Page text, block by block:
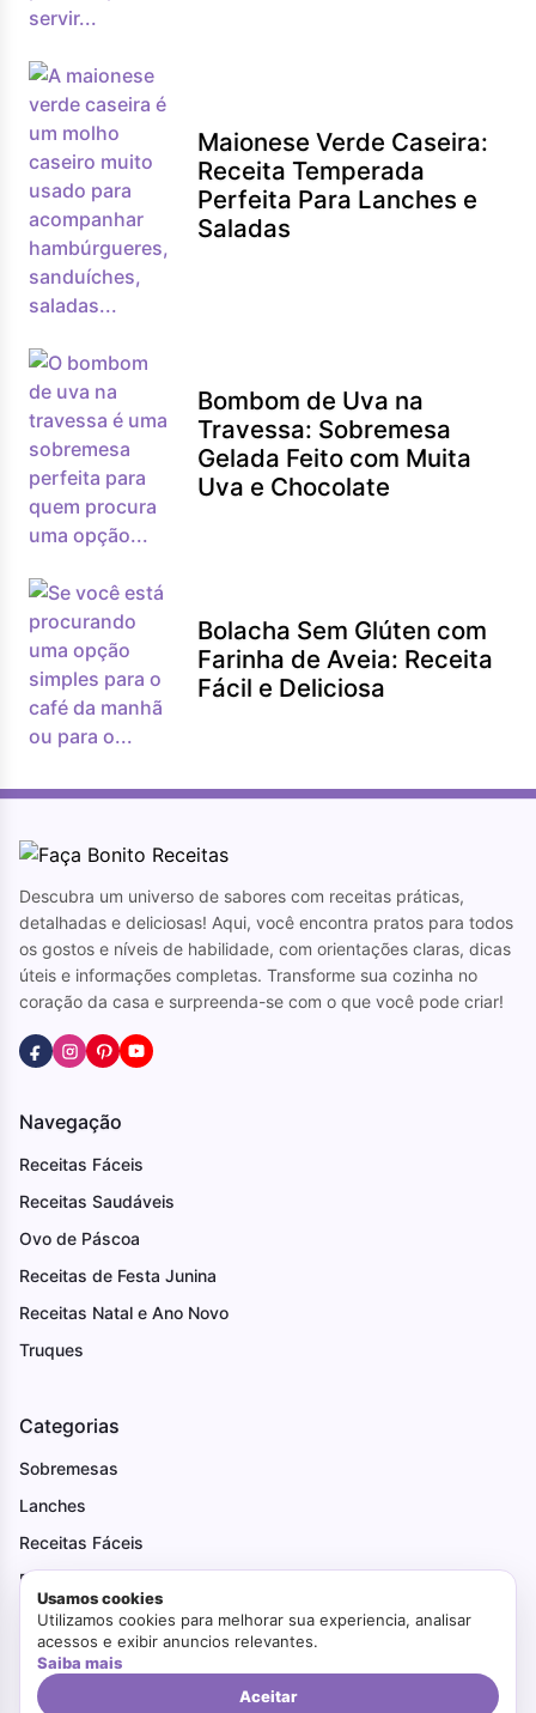
Maionese Verde Caseira:
Receita Temperada
Perfeita Para Lanches e
Saladas
Bombom de Uva na
Travessa: Sobremesa
Gelada Feito com Muita
Uva e Chocolate
Bolacha Sem Glúten com
Farinha de Aveia: Receita
Fácil e Deliciosa
Descubra um universo de sabores com receitas práticas,
detalhadas e deliciosas! Aqui, você encontra pratos para todos
os gostos e níveis de habilidade, com orientações claras, dicas
úteis e informações completas. Transforme sua cozinha no
coração da casa e surpreenda-se com o que você pode criar!
Navegação
Receitas Fáceis
Receitas Saudáveis
Ovo de Páscoa
Receitas de Festa Junina
Receitas Natal e Ano Novo
Truques
Categorias
Sobremesas
Lanches
Receitas Fáceis
Pães
Receitas Natal e Ano Novo
Receitas de Festa Junina
Tortas
Usamos cookies
Utilizamos cookies para melhorar sua experiencia, analisar
acessos e exibir anuncios relevantes.
Saiba mais
Aceitar